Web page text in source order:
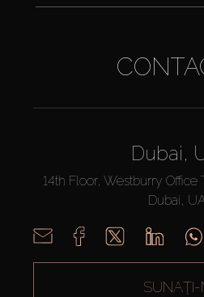
Dubai,
14th Floor, Westburry Office
Dubai,
SUNAȚI-